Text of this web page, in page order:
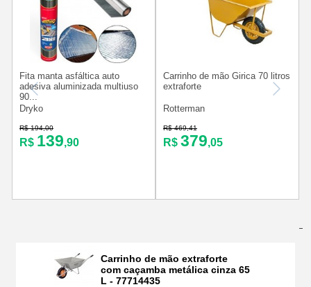
Fita manta asfáltica auto
adesiva aluminizada multiuso
90...
Dryko
R$ 194,00
R$ 139,90
Carrinho de mão Girica 70 litros
extraforte
Rotterman
R$ 469,41
R$ 379,05
Carrinho de mão extraforte
com caçamba metálica cinza 65
L - 77714435